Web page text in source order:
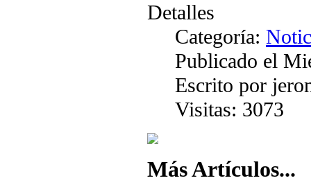
Detalles
Categoría:
Publicado el
Escrito por
Visitas: 3073
Más Artículos...